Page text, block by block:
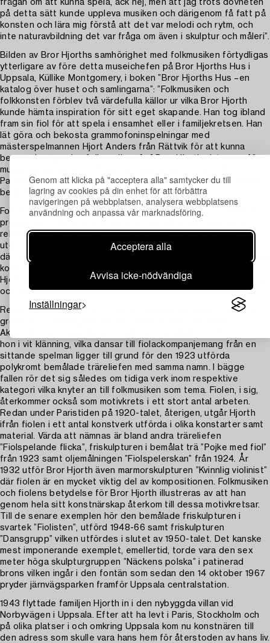
Genom att klicka på "acceptera alla" samtycker du till
lagring av cookies på din enhet för att förbättra
navigeringen på webbplatsen, analysera webbplatsens
användning och anpassa vår marknadsföring.
Acceptera alla
Avvisa icke-nödvändiga
Inställningar
frågan om att kunna spela, ack nej, men att jag trots dövheten
på detta sätt kunde uppleva musiken och därigenom få fatt på
konsten och lära mig förstå att det var melodi och rytm, och
inte naturavbildning det var fråga om även i skulptur och måleri”.
Bilden av Bror Hjorths samhörighet med folkmusiken förtydligas
ytterligare av före detta museichefen på Bror Hjorths Hus i
Uppsala, Küllike Montgomery, i boken ”Bror Hjorths Hus –en
katalog över huset och samlingarna”: ”Folkmusiken och
folkkonsten förblev två värdefulla källor ur vilka Bror Hjorth
kunde hämta inspiration för sitt eget skapande. Han tog ibland
fram sin fiol för att spela i ensamhet eller i familjekretsen. Han
lät göra och bekosta grammofoninspelningar med
mästerspelmannen Hjort Anders från Rättvik för att kunna
bevara den genuina folkmusiken. […] Bror Hjorths intresse för
musik var centrerat till fiolen och bland hans noter från
Paristiden återfinns Mozart och andra klassiker, har Ole Hjorth
berättat”.
Folkmusik som motivkrets figurerar också tidigt i konstnärens
produktion. I såväl teckningar som oljemålningar, skulpturer och
reliefer återkommer Hjorth till folkmusiken. Berömda exempel
utgörs bland annat av oljemålningen ”Bondbröllop” från 1924
där motivet avbildar en interiör där ett enklare bröllop firas med
konstnären själv som brudgum. I bakgrunden återfinns Bror
Hjorths föräldrar och de avbildade spelmännen är Hjort Anders
och Viksta Lasse.
Redan 1921 målar Hjorth i Paris en akvarell vid namn ”Dans i det
gröna” (nu i samlingarna på Bror Hjorths Hus, Uppsala).
Akvarellen som avbildar ett ungt par, han klädd i uniform och
hon i vit klänning, vilka dansar till fiolackompanjemang från en
sittande spelman ligger till grund för den 1923 utförda
polykromt bemålade träreliefen med samma namn. I bägge
fallen rör det sig således om tidiga verk inom respektive
kategori vilka knyter an till folkmusiken som tema. Fiolen, i sig,
återkommer också som motivkrets i ett stort antal arbeten.
Redan under Paristiden på 1920-talet, återigen, utgår Hjorth
ifrån fiolen i ett antal konstverk utförda i olika konstarter samt
material. Värda att nämnas är bland andra träreliefen
”Fiolspelande flicka”, friskulpturen i bemålat trä ”Pojke med fiol”
från 1923 samt oljemålningen ”Fiolspelerskan” från 1924. År
1932 utför Bror Hjorth även marmorskulpturen ”Kvinnlig violinist”
där fiolen är en mycket viktig del av kompositionen. Folkmusiken
och fiolens betydelse för Bror Hjorth illustreras av att han
genom hela sitt konstnärskap återkom till dessa motivkretsar.
Till de senare exemplen hör den bemålade friskulpturen i
svartek ”Fiolisten”, utförd 1948-66 samt friskulpturen
”Dansgrupp” vilken utfördes i slutet av 1950-talet. Det kanske
mest imponerande exemplet, emellertid, torde vara den sex
meter höga skulpturgruppen ”Näckens polska” i patinerad
brons vilken ingår i den fontän som sedan den 14 oktober 1967
pryder järnvägsparken framför Uppsala centralstation.
1943 flyttade familjen Hjorth in i den nybyggda villan vid
Norbyvägen i Uppsala. Efter att ha levt i Paris, Stockholm och
på olika platser i och omkring Uppsala kom nu konstnären till
den adress som skulle vara hans hem för återstoden av hans liv.